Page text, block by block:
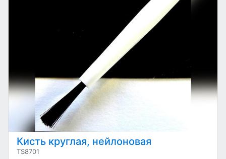
Кисть круглая, нейлоновая
TS8701